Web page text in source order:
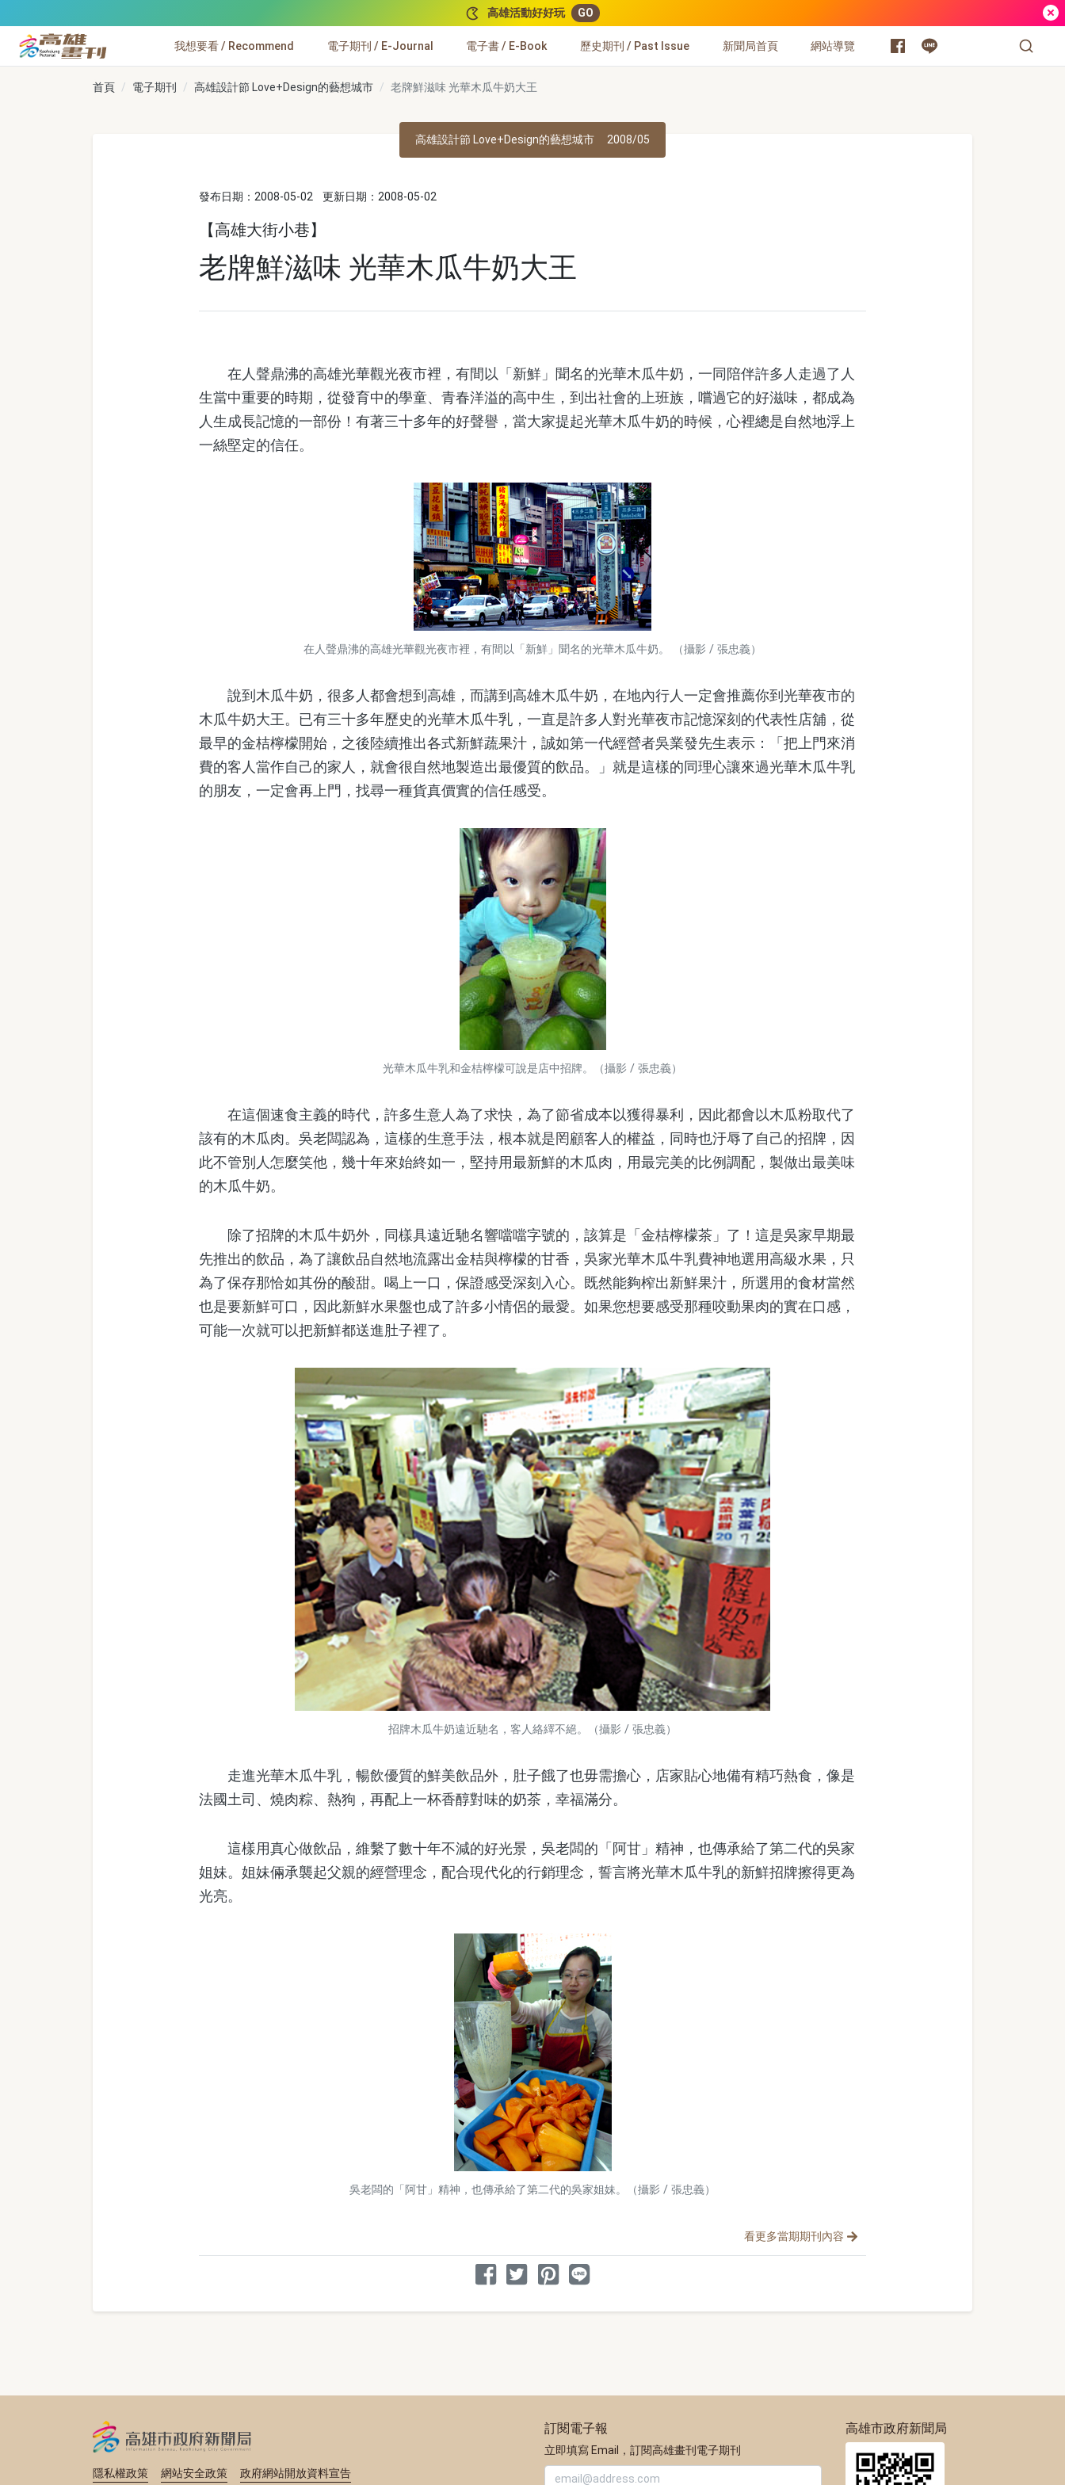
高雄活動好好玩 GO
高雄畫刊
我想要看 / Recommend 電子期刊 / E-Journal 電子書 / E-Book 歷史期刊 / Past Issue 新聞局首頁 網站導覽
首頁 電子期刊 高雄設計節 Love+Design的藝想城市 老牌鮮滋味 光華木瓜牛奶大王
高雄設計節 Love+Design的藝想城市 2008/05
發布日期：2008-05-02 更新日期：2008-05-02
【高雄大街小巷】
老牌鮮滋味 光華木瓜牛奶大王
在人聲鼎沸的高雄光華觀光夜市裡，有間以「新鮮」聞名的光華木瓜牛奶，一同陪伴許多人走過了人
生當中重要的時期，從發育中的學童、青春洋溢的高中生，到出社會的上班族，嚐過它的好滋味，都成為
人生成長記憶的一部份！有著三十多年的好聲譽，當大家提起光華木瓜牛奶的時候，心裡總是自然地浮上
一絲堅定的信任。
在人聲鼎沸的高雄光華觀光夜市裡，有間以「新鮮」聞名的光華木瓜牛奶。 （攝影 / 張忠義）
說到木瓜牛奶，很多人都會想到高雄，而講到高雄木瓜牛奶，在地內行人一定會推薦你到光華夜市的
木瓜牛奶大王。已有三十多年歷史的光華木瓜牛乳，一直是許多人對光華夜市記憶深刻的代表性店舖，從
最早的金桔檸檬開始，之後陸續推出各式新鮮蔬果汁，誠如第一代經營者吳業發先生表示：「把上門來消
費的客人當作自己的家人，就會很自然地製造出最優質的飲品。」就是這樣的同理心讓來過光華木瓜牛乳
的朋友，一定會再上門，找尋一種貨真價實的信任感受。
光華木瓜牛乳和金桔檸檬可說是店中招牌。（攝影 / 張忠義）
在這個速食主義的時代，許多生意人為了求快，為了節省成本以獲得暴利，因此都會以木瓜粉取代了
該有的木瓜肉。吳老闆認為，這樣的生意手法，根本就是罔顧客人的權益，同時也汙辱了自己的招牌，因
此不管別人怎麼笑他，幾十年來始終如一，堅持用最新鮮的木瓜肉，用最完美的比例調配，製做出最美味
的木瓜牛奶。
除了招牌的木瓜牛奶外，同樣具遠近馳名響噹噹字號的，該算是「金桔檸檬茶」了！這是吳家早期最
先推出的飲品，為了讓飲品自然地流露出金桔與檸檬的甘香，吳家光華木瓜牛乳費神地選用高級水果，只
為了保存那恰如其份的酸甜。喝上一口，保證感受深刻入心。既然能夠榨出新鮮果汁，所選用的食材當然
也是要新鮮可口，因此新鮮水果盤也成了許多小情侶的最愛。如果您想要感受那種咬動果肉的實在口感，
可能一次就可以把新鮮都送進肚子裡了。
招牌木瓜牛奶遠近馳名，客人絡繹不絕。（攝影 / 張忠義）
走進光華木瓜牛乳，暢飲優質的鮮美飲品外，肚子餓了也毋需擔心，店家貼心地備有精巧熱食，像是
法國土司、燒肉粽、熱狗，再配上一杯香醇對味的奶茶，幸福滿分。
這樣用真心做飲品，維繫了數十年不減的好光景，吳老闆的「阿甘」精神，也傳承給了第二代的吳家
姐妹。姐妹倆承襲起父親的經營理念，配合現代化的行銷理念，誓言將光華木瓜牛乳的新鮮招牌擦得更為
光亮。
吳老闆的「阿甘」精神，也傳承給了第二代的吳家姐妹。（攝影 / 張忠義）
看更多當期期刊內容
分享到 Facebook
分享到 Twitter
分享到 Pinterest
分享到 Line
隱私權政策 網站安全政策 政府網站開放資料宣告
訂閱電子報
立即填寫 Email，訂閱高雄畫刊電子期刊
高雄市政府新聞局